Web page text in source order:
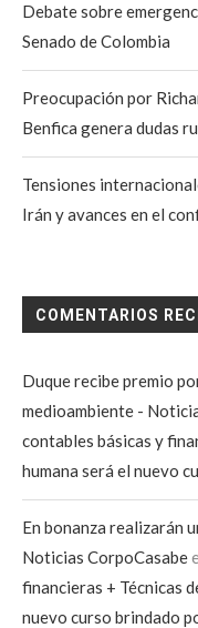
Debate sobre
Senado de Colombia
Preocupación por
Benfica genera dudas
Tensiones
Irán y avances en el
COMENTARIOS
Duque recibe premio
medioambiente -
contables básicas y
humana será el nuevo
En bonanza realizarán
Noticias CorpoCasabe
financieras + Técnicas
nuevo curso brindado